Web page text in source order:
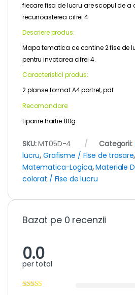
fiecare fisa de lucru are scopul de a
recunoasterea cifrei 4.
Descriere produs:
Mapa tematica ce contine 2 fise de
pentru invatarea cifrei 4.
Caracteristici produs:
2 planse format A4 portret, pdf
Recomandare:
tiparire hartie 80g
SKU:MT05D-4 Categorii:
lucru,Grafisme / Fise de trasare
Matematica-Logica,Materiale
colorat / Fise de lucru
Bazat pe 0 recenzii
0.0
per total